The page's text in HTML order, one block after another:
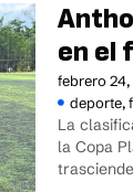
en el
febrero 24,
deporte,
La
la Copa
trasciende